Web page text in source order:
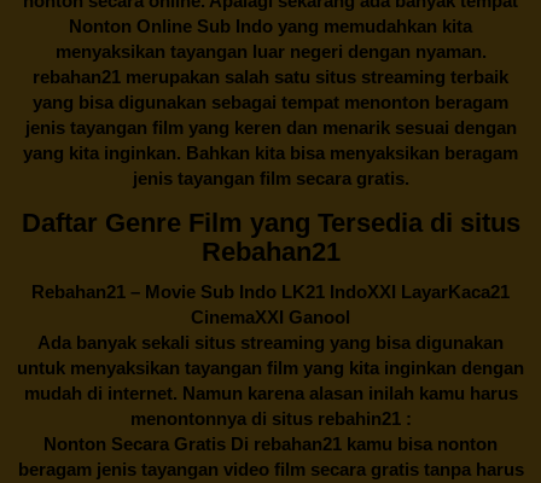
Nonton Online Sub Indo yang memudahkan kita
menyaksikan tayangan luar negeri dengan nyaman.
rebahan21 merupakan salah satu situs streaming terbaik
yang bisa digunakan sebagai tempat menonton beragam
jenis tayangan film yang keren dan menarik sesuai dengan
yang kita inginkan. Bahkan kita bisa menyaksikan beragam
jenis tayangan film secara gratis.
Daftar Genre Film yang Tersedia di situs
Rebahan21
Rebahan21 – Movie Sub Indo LK21 IndoXXI LayarKaca21
CinemaXXI Ganool
Ada banyak sekali situs streaming yang bisa digunakan
untuk menyaksikan tayangan film yang kita inginkan dengan
mudah di internet. Namun karena alasan inilah kamu harus
menontonnya di situs rebahin21 :
Nonton Secara Gratis Di rebahan21 kamu bisa nonton
beragam jenis tayangan video film secara gratis tanpa harus